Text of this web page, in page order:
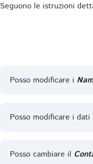
Seguono le istruzioni
Posso modificare i
Posso modificare i dati
Posso cambiare il